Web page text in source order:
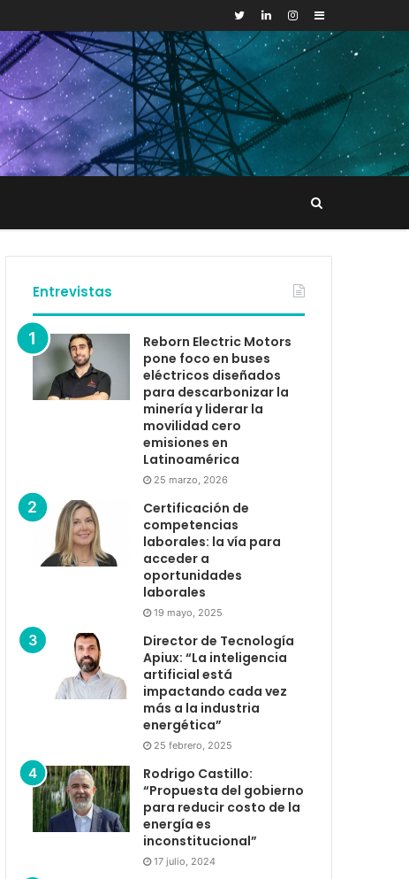
Sidebar
Entrevistas
Reborn Electric Motors
pone foco en buses
eléctricos diseñados
para descarbonizar la
minería y liderar la
movilidad cero
emisiones en
Latinoamérica
25 marzo, 2026
Certificación de
competencias
laborales: la vía para
acceder a
oportunidades
laborales
19 mayo, 2025
Director de Tecnología
Apiux: “La inteligencia
artificial está
impactando cada vez
más a la industria
energética”
25 febrero, 2025
Rodrigo Castillo:
“Propuesta del gobierno
para reducir costo de la
energía es
inconstitucional”
17 julio, 2024